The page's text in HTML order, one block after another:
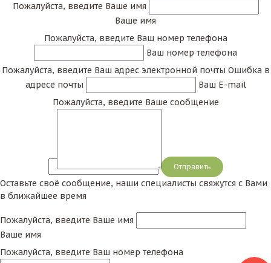
Пожалуйста, введите Ваше имя
Ваше имя
Пожалуйста, введите Ваш номер телефона
Ваш номер телефона
Пожалуйста, введите Ваш адрес электронной почты Ошибка в
адресе почты
Ваш E-mail
Пожалуйста, введите Ваше сообщение
Сообщение
Оставьте своё сообщение, наши специалисты свяжутся с Вами
в ближайшее время
Пожалуйста, введите Ваше имя
Ваше имя
Пожалуйста, введите Ваш номер телефона